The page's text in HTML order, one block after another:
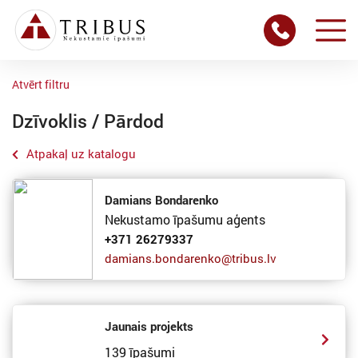
Atvērt filtru
Dzīvoklis / Pārdod
Atpakaļ uz katalogu
Damians Bondarenko
Nekustamo īpašumu aģents
+371 26279337
damians.bondarenko@tribus.lv
Jaunais projekts
139 īpašumi